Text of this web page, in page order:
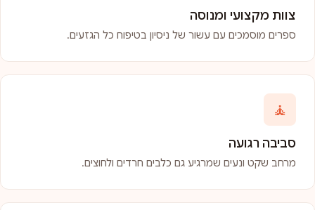
צוות מקצועי ומנוסה
ספרים מוסמכים עם עשור של ניסיון בטיפוח כל הגזעים.
🧘
סביבה רגועה
מרחב שקט ונעים שמרגיע גם כלבים חרדים ולחוצים.